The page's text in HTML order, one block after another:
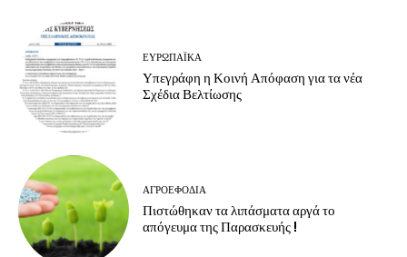
ΕΥΡΩΠΑΪΚΆ
Υπεγράφη η Κοινή Απόφαση για τα νέα
Σχέδια Βελτίωσης
ΑΓΡΟΕΦΌΔΙΑ
Πιστώθηκαν τα λιπάσματα αργά το
απόγευμα της Παρασκευής !